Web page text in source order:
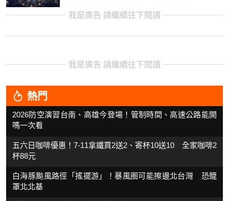
我是廣告 請繼續往下閱讀
我是廣告 請繼續往下閱讀
熱門
2026防空演習台南、高雄今登場！管制時間、高速公路能開
嗎一次看
五六日咖啡優惠！7-11拿鐵買2送2、寄杯10送10 全家咖啡2
杯88元
白海豚颱風路徑「搖擺游」！暴風圈可能擦邊北台灣 恐籠
罩北北基